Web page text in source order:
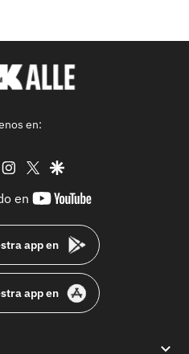
en:
tiktok instagram
twittergoogle
en
youtube-
app en
app en